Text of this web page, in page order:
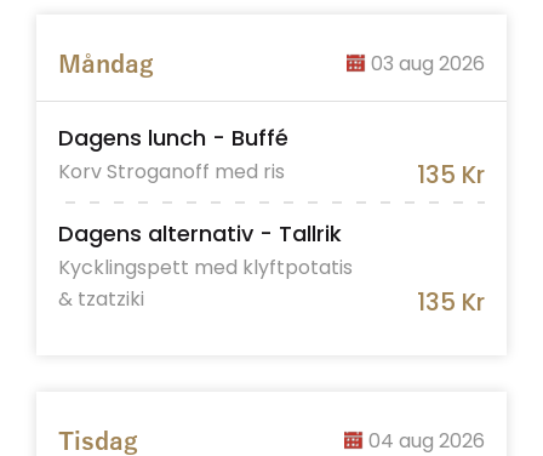
Måndag 03 aug 2026
Dagens lunch - Buffé
Korv Stroganoff med ris 135 Kr
Dagens alternativ - Tallrik
Kycklingspett med klyftpotatis
& tzatziki
135 Kr
Tisdag 04 aug 2026